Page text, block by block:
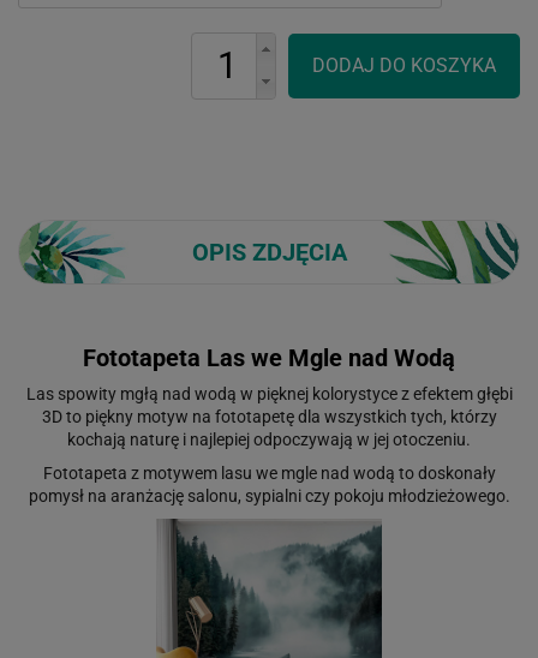
OPIS ZDJĘCIA
Fototapeta Las we Mgle nad Wodą
Las spowity mgłą nad wodą w pięknej kolorystyce z efektem głębi
3D to piękny motyw na fototapetę dla wszystkich tych, którzy
kochają naturę i najlepiej odpoczywają w jej otoczeniu.
Fototapeta z motywem lasu we mgle nad wodą to doskonały
pomysł na aranżację salonu, sypialni czy pokoju młodzieżowego.